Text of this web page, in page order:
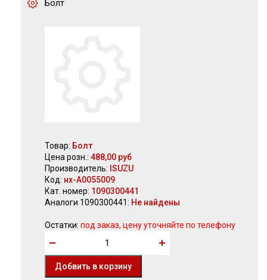
Болт
Товар: Болт
Цена розн.: 488,00 руб
Производитель: ISUZU
Код: нх-А0055009
Кат. номер: 1090300441
Аналоги 1090300441: Не найдены
Остатки: под заказ, цену уточняйте по телефону